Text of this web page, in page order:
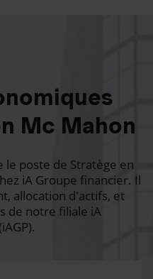
Mc Mahon
le poste de Stratège en
iA Groupe financier. Il
allocation d'actifs, et
de notre filiale iA